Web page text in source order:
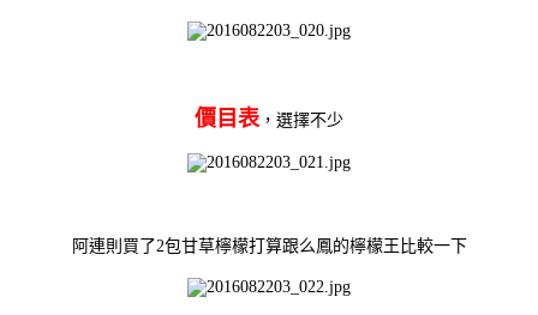
價目表 ，選擇不少
阿連則買了2包甘草檸檬打算跟么鳳的檸檬王比較一下